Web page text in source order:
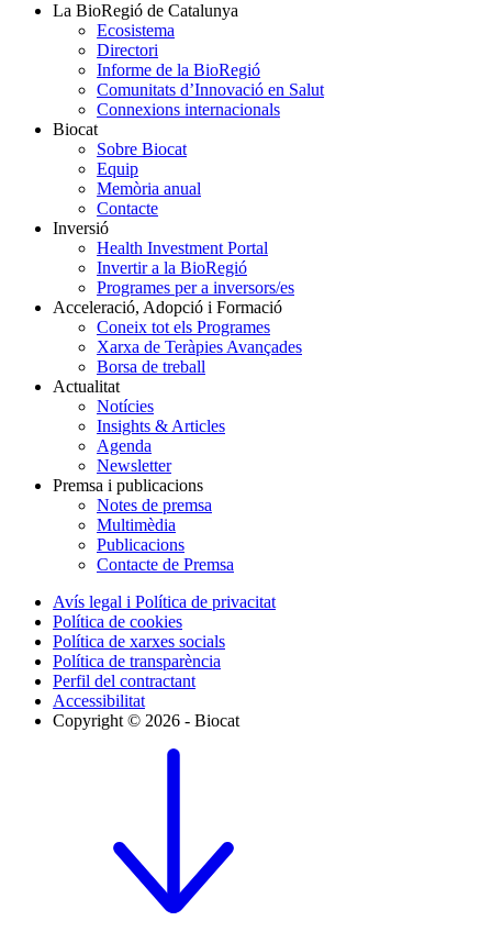
La BioRegió de Catalunya
Ecosistema
Directori
Informe de la BioRegió
Comunitats d’Innovació en Salut
Connexions internacionals
Biocat
Sobre Biocat
Equip
Memòria anual
Contacte
Inversió
Health Investment Portal
Invertir a la BioRegió
Programes per a inversors/es
Acceleració, Adopció i Formació
Coneix tot els Programes
Xarxa de Teràpies Avançades
Borsa de treball
Actualitat
Notícies
Insights & Articles
Agenda
Newsletter
Premsa i publicacions
Notes de premsa
Multimèdia
Publicacions
Contacte de Premsa
Avís legal i Política de privacitat
Política de cookies
Política de xarxes socials
Política de transparència
Perfil del contractant
Accessibilitat
Copyright © 2026 - Biocat